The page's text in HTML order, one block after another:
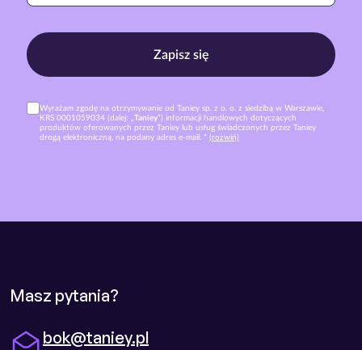
Zapisz się
Wyrażam zgodę na otrzymywanie od Taniey sp. z o. o. z siedzibą w Warszawie,
KRS 0001059034 (dalej: „Taniey”) informacji handlowych dotyczących
produktów oferowanych przez Taniey lub usług świadczonych przez Taniey
drogą elektroniczną, na podany adres e-mail. * (rozwiń)
Masz pytania?
bok@taniey.pl